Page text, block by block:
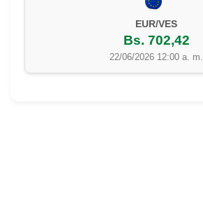
EUR/VES
Bs. 702,42
22/06/2026 12:00 a. m.